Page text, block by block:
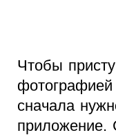
Чтобы
фотографией
сначала
приложение.